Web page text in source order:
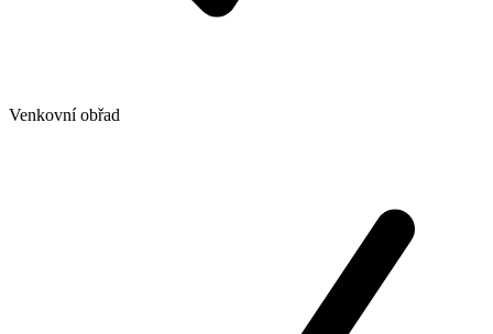
Venkovní obřad